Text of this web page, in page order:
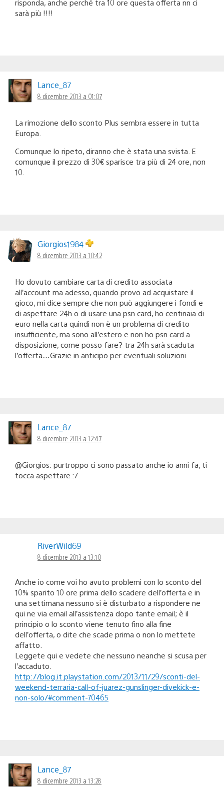
risponda, anche perché tra 10 ore questa offerta nn ci
sarà più !!!!
Lance_87
8 dicembre 2013 a 01:07
La rimozione dello sconto Plus sembra essere in tutta
Europa.
Comunque lo ripeto, diranno che è stata una svista. E
comunque il prezzo di 30€ sparisce tra più di 24 ore, non
10.
Giorgios1984
8 dicembre 2013 a 10:42
Ho dovuto cambiare carta di credito associata
all’account ma adesso, quando provo ad acquistare il
gioco, mi dice sempre che non può aggiungere i fondi e
di aspettare 24h o di usare una psn card, ho centinaia di
euro nella carta quindi non è un problema di credito
insufficiente, ma sono all’estero e non ho psn card a
disposizione, come posso fare? tra 24h sarà scaduta
l’offerta…Grazie in anticipo per eventuali soluzioni
Lance_87
8 dicembre 2013 a 12:47
@Giorgios: purtroppo ci sono passato anche io anni fa, ti
tocca aspettare :/
RiverWild69
8 dicembre 2013 a 13:10
Anche io come voi ho avuto problemi con lo sconto del
10% sparito 10 ore prima dello scadere dell’offerta e in
una settimana nessuno si è disturbato a rispondere ne
qui ne via email all’assistenza dopo tante email; è il
principio o lo sconto viene tenuto fino alla fine
dell’offerta, o dite che scade prima o non lo mettete
affatto.
Leggete qui e vedete che nessuno neanche si scusa per
l’accaduto.
http://blog.it.playstation.com/2013/11/29/sconti-del-
weekend-terraria-call-of-juarez-gunslinger-divekick-e-
non-solo/#comment-70465
Lance_87
8 dicembre 2013 a 13:28